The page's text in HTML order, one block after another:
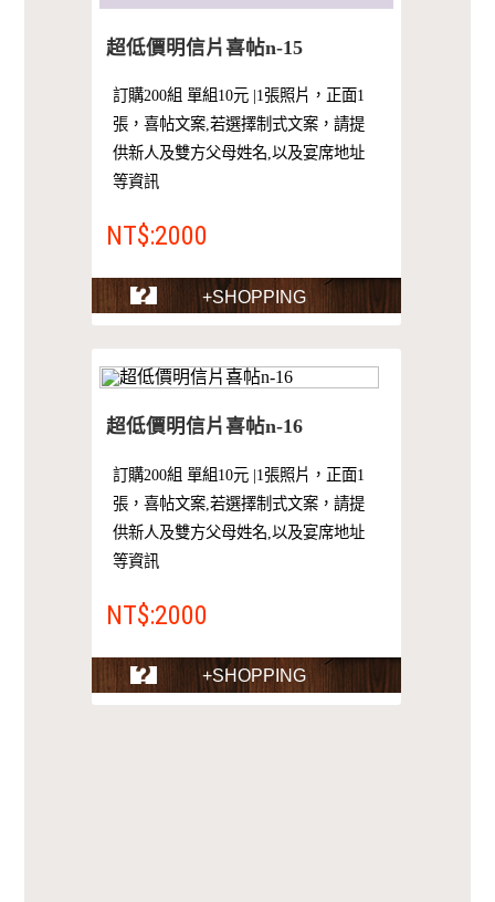
超低價明信片喜帖n-15
訂購200組 單組10元 |1張照片，正面1
張，喜帖文案,若選擇制式文案，請提
供新人及雙方父母姓名,以及宴席地址
等資訊
NT$:2000
+SHOPPING
超低價明信片喜帖n-16
訂購200組 單組10元 |1張照片，正面1
張，喜帖文案,若選擇制式文案，請提
供新人及雙方父母姓名,以及宴席地址
等資訊
NT$:2000
+SHOPPING